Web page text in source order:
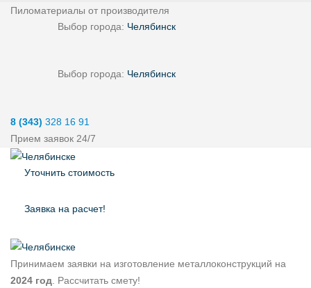
Пиломатериалы от производителя
Выбор города: Челябинск
Выбор города: Челябинск
8 (343) 328 16 91
Прием заявок 24/7
Уточнить стоимость
Заявка на расчет!
Принимаем заявки на изготовление металлоконструкций на
2024 год . Рассчитать смету!